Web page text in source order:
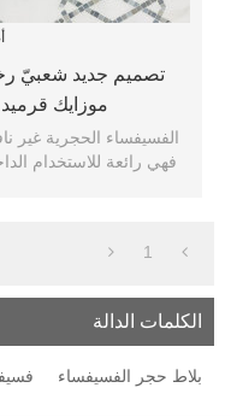
تصميم جديد شعبيّ
موزايك
الفسيفساء الحجرية غير
فهي رائعة للاستخدام
1
الكلمات الدالة
بلاط حجر الفسيفساء